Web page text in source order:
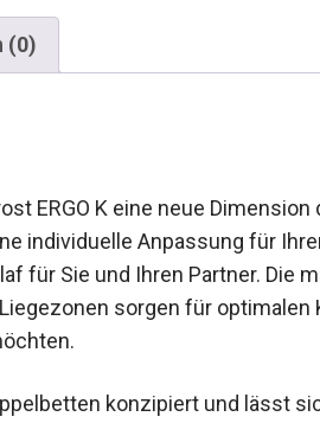
(0)
ERGO K eine neue
individuelle Anpassung für
für Sie und Ihren Partner. Die
sorgen für optimalen
konzipiert und lässt